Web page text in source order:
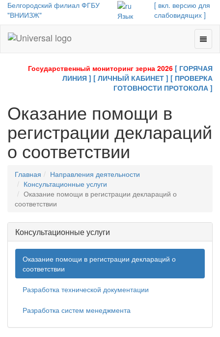
Белгородский филиал ФГБУ
"ВНИИЗЖ"
Язык
[ вкл. версию для
слабовидящих ]
-
Toggle
Государственный мониторинг зерна 2026 [ ГОРЯЧАЯ
ЛИНИЯ ] [ ЛИЧНЫЙ КАБИНЕТ ] [ ПРОВЕРКА
ГОТОВНОСТИ ПРОТОКОЛА ]
Оказание помощи в
регистрации деклараций
о соответствии
Главная
Направления деятельности
Консультационные услуги
Оказание помощи в регистрации деклараций о
соответствии
Консультационные услуги
Оказание помощи в регистрации деклараций о
соответствии
Разработка технической документации
Разработка систем менеджмента